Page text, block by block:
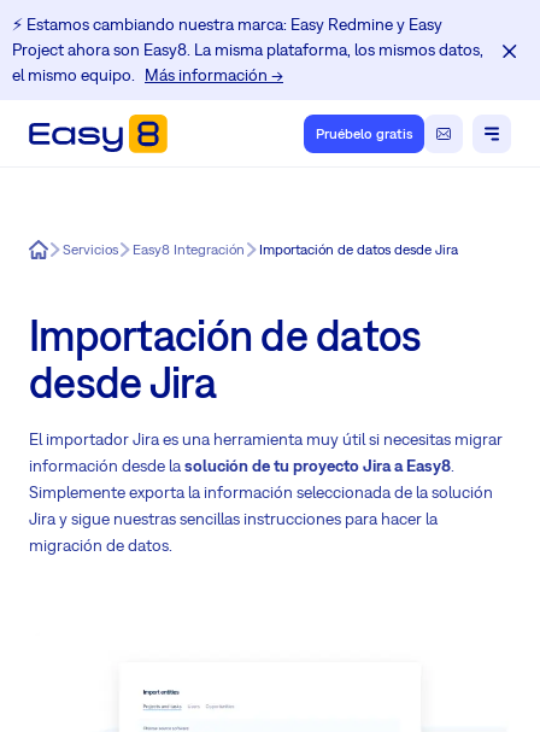
⚡️ Estamos cambiando nuestra marca: Easy Redmine y Easy
Project ahora son Easy8. La misma plataforma, los mismos datos,
el mismo equipo.
Más información →
Pruébelo gratis
Easy8Servicios Easy8 Integración Importación de datos desde Jira
Importación de datos
desde Jira
El importador Jira es una herramienta muy útil si necesitas migrar
información desde lasolución de tu proyecto Jira a Easy8
Simplemente exporta la información seleccionada de la solución
Jira y sigue nuestras sencillas instrucciones para hacer la
migración de datos.